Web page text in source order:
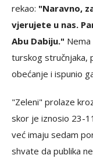
rekao: "Naravno,
vjerujete u nas.
Abu Dabiju."
turskog stručnjaka,
obećanje i ispunio
"Zeleni" prolaze
skor je iznosio 23-
već imaju sedam
shvate da publika